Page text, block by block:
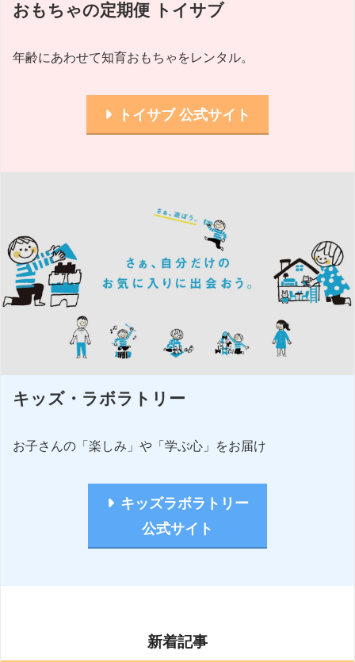
おもちゃの定期便 トイサブ
年齢にあわせて知育おもちゃをレンタル。
トイサブ 公式サイト
キッズ・ラボラトリー
お子さんの「楽しみ」や「学ぶ心」をお届け
キッズラボラトリー
公式サイト
新着記事